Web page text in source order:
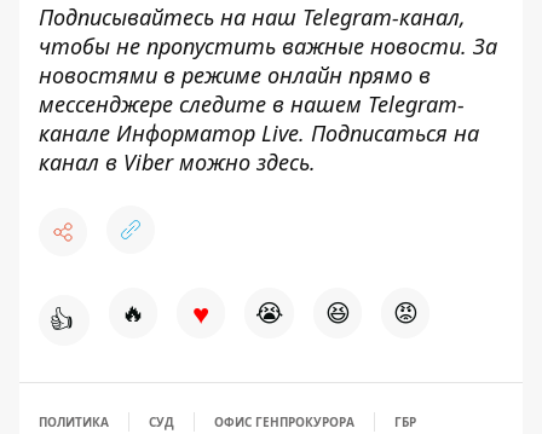
Подписывайтесь на наш Telegram-канал,
чтобы не пропустить важные новости. За
новостями в режиме онлайн прямо в
мессенджере следите в нашем Telegram-
канале Информатор Live. Подписаться на
канал в Viber можно здесь.
👍 🔥 ♥ 😭 😆 😡
ПОЛИТИКА СУД ОФИС ГЕНПРОКУРОРА ГБР